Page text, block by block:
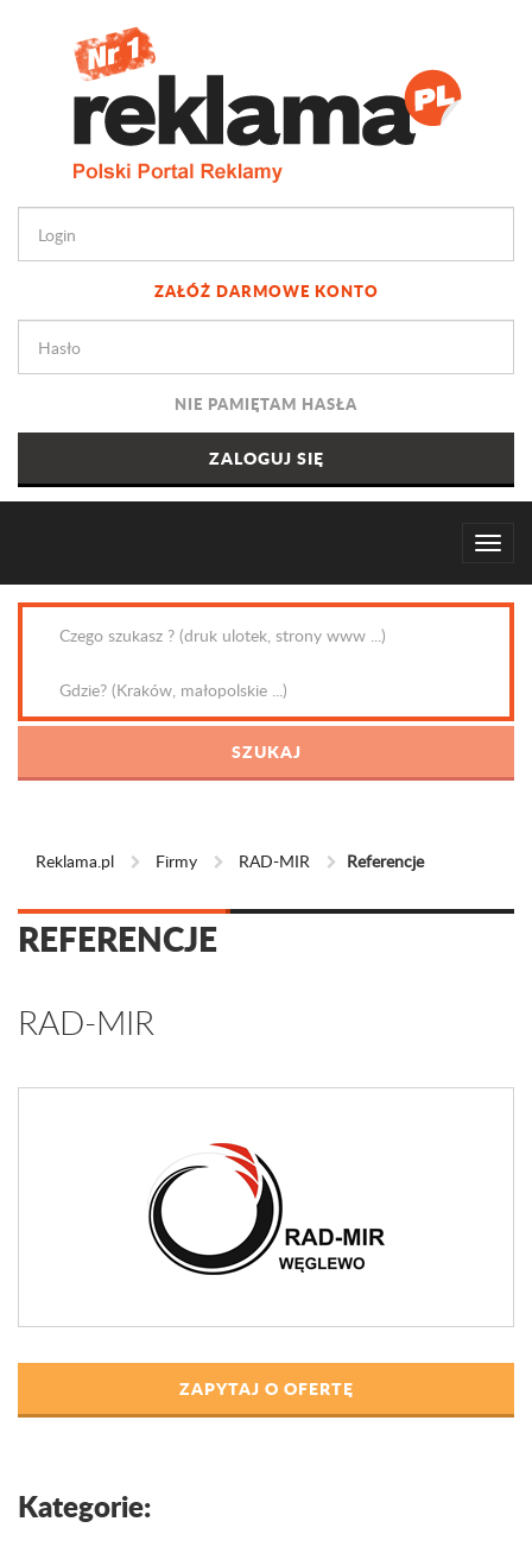
ZAŁÓŻ DARMOWE KONTO
NIE PAMIĘTAM HASŁA
Reklama.pl Firmy RAD-MIR Referencje
REFERENCJE
RAD-MIR
ZAPYTAJ O OFERTĘ
Kategorie: